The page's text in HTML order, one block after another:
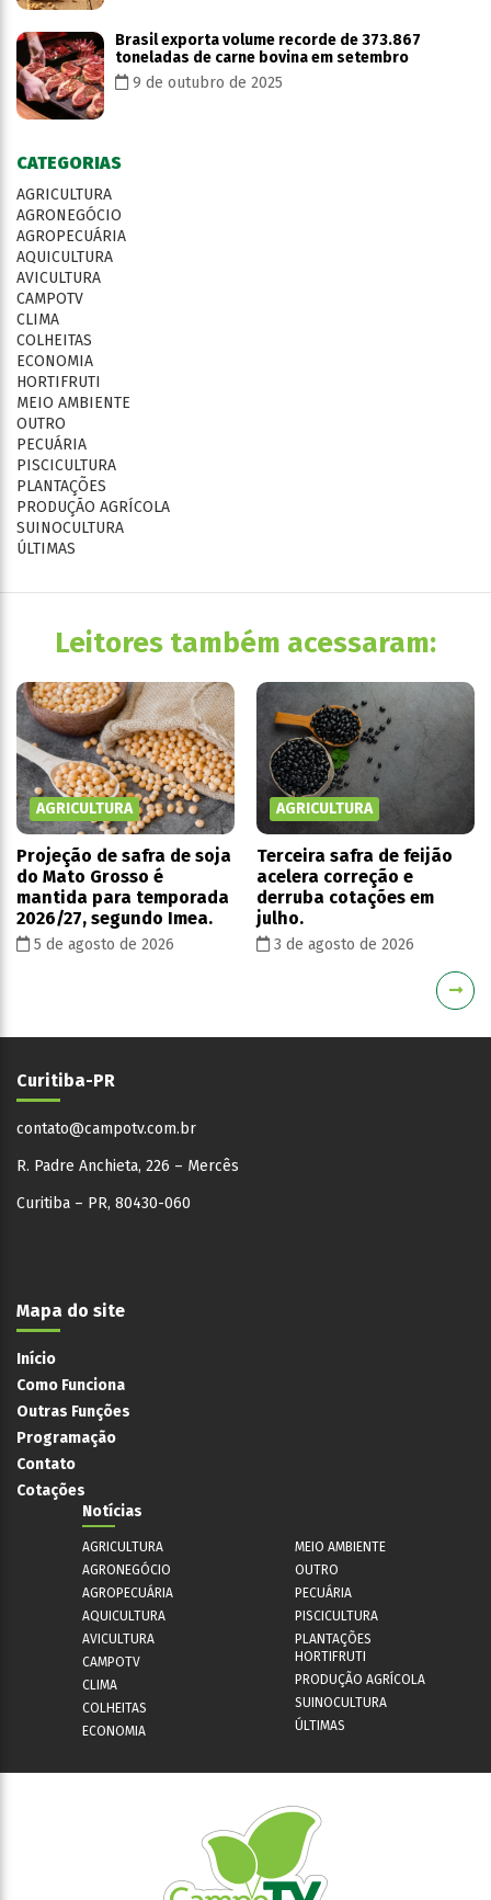
Brasil exporta volume recorde de 373.867
toneladas de carne bovina em setembro
9 de outubro de 2025
CATEGORIAS
AGRICULTURA
AGRONEGÓCIO
AGROPECUÁRIA
AQUICULTURA
AVICULTURA
CAMPOTV
CLIMA
COLHEITAS
ECONOMIA
HORTIFRUTI
MEIO AMBIENTE
OUTRO
PECUÁRIA
PISCICULTURA
PLANTAÇÕES
PRODUÇÃO AGRÍCOLA
SUINOCULTURA
ÚLTIMAS
Leitores também acessaram:
AGRICULTURA
Projeção de safra de soja
do Mato Grosso é
mantida para temporada
2026/27, segundo Imea.
5 de agosto de 2026
AGRICULTURA
Terceira safra de feijão
acelera correção e
derruba cotações em
julho.
3 de agosto de 2026
Curitiba-PR
contato@campotv.com.br
R. Padre Anchieta, 226 – Mercês
Curitiba – PR, 80430-060
Mapa do site
Início
Como Funciona
Outras Funções
Programação
Contato
Cotações
Notícias
AGRICULTURA
AGRONEGÓCIO
AGROPECUÁRIA
AQUICULTURA
AVICULTURA
CAMPOTV
CLIMA
COLHEITAS
ECONOMIA
MEIO AMBIENTE
OUTRO
PECUÁRIA
PISCICULTURA
PLANTAÇÕES
HORTIFRUTI
PRODUÇÃO AGRÍCOLA
SUINOCULTURA
ÚLTIMAS